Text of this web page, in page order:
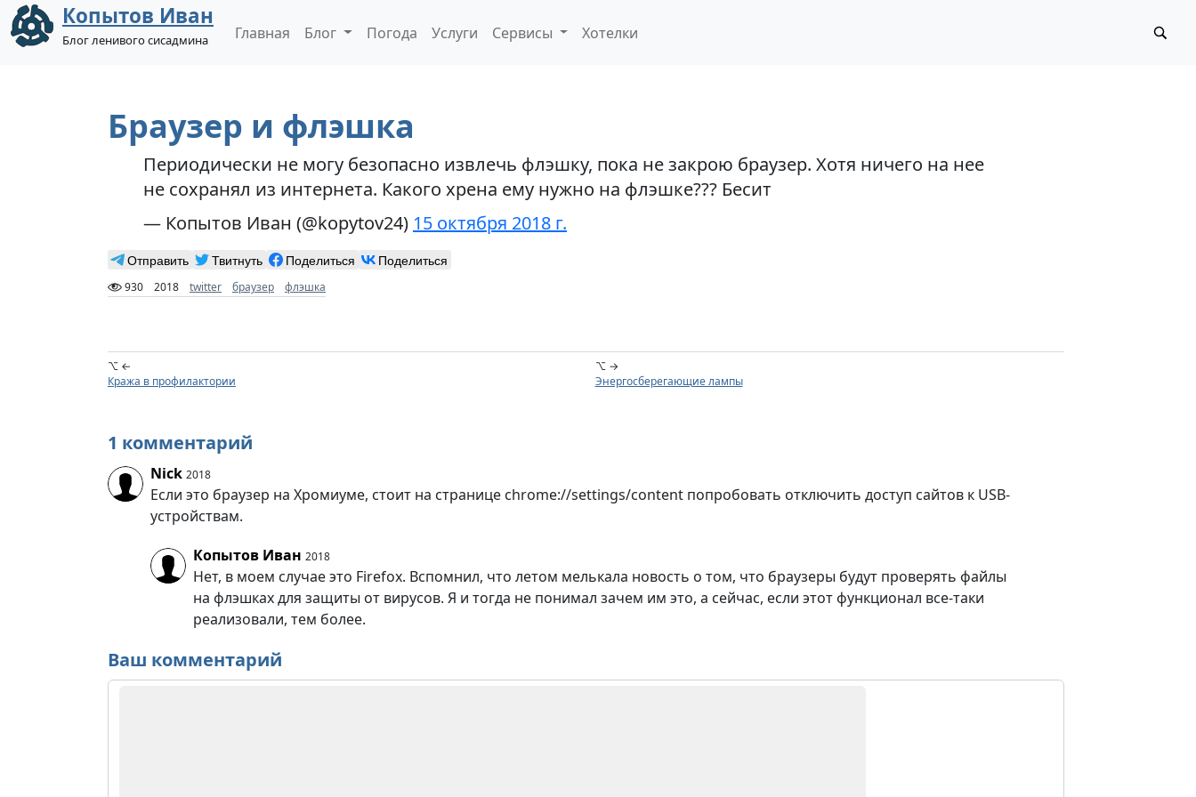
Копытов Иван
Блог ленивого сисадмина Главная Блог Погода Услуги Сервисы Хотелки
Браузер и флэшка
Периодически не могу безопасно извлечь флэшку, пока не закрою браузер. Хотя ничего на нее
не сохранял из интернета. Какого хрена ему нужно на флэшке??? Бесит
— Копытов Иван (@kopytov24) 15 октября 2018 г.
Отправить Твитнуть Поделиться Поделиться
930 2018 twitter браузер флэшка
⌥ ←
Кража в профилактории
⌥ →
Энергосберегающие лампы
1 комментарий
Nick 2018
Если это браузер на Хромиуме, стоит на странице chrome://settings/content попробовать отключить доступ сайтов к USB-
устройствам.
Копытов Иван 2018
Нет, в моем случае это Firefox. Вспомнил, что летом мелькала новость о том, что браузеры будут проверять файлы
на флэшках для защиты от вирусов. Я и тогда не понимал зачем им это, а сейчас, если этот функционал все-таки
реализовали, тем более.
Ваш комментарий